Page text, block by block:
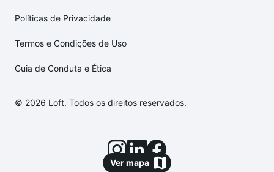
Ver mapa
Políticas de Privacidade
Termos e Condições de Uso
Guia de Conduta e Ética
© 2026 Loft. Todos os direitos reservados.